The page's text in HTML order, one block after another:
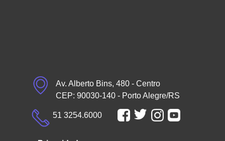
Av. Alberto Bins, 480 - Centro
CEP: 90030-140 - Porto Alegre/RS
51 3254.6000